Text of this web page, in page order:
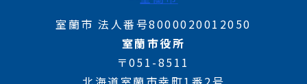
室蘭市 法人番号8000020012050
室蘭市役所
〒051-8511